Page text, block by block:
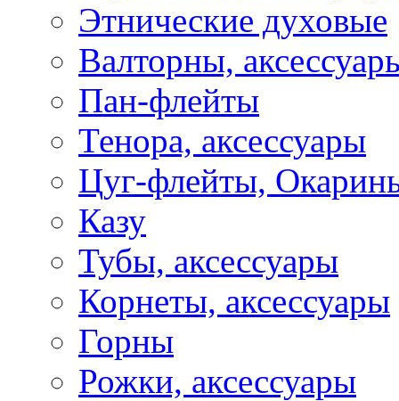
Этнические духовые
Валторны,
Пан-флейты
Тенора, аксессуары
Цуг-флейты,
Казу
Тубы, аксессуары
Корнеты, аксессуары
Горны
Рожки, аксессуары